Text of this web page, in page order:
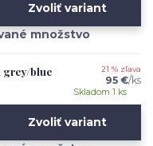
Zvoliť variant
grey/blue 21 % zľava
95 €/ks
Skladom 1 ks
Zvoliť variant